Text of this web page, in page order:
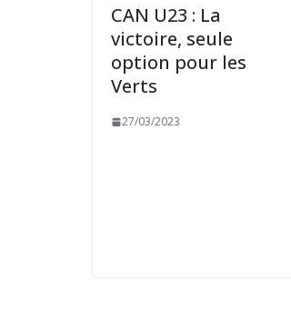
CAN U23 : La
victoire, seule
option pour les
Verts
27/03/2023